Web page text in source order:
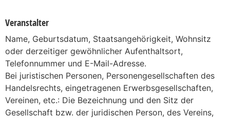
Veranstalter
Name, Geburtsdatum, Staatsangehörigkeit, Wohnsitz
oder derzeitiger gewöhnlicher Aufenthaltsort,
Telefonnummer und E-Mail-Adresse.
Bei juristischen Personen, Personengesellschaften des
Handelsrechts, eingetragenen Erwerbsgesellschaften,
Vereinen, etc.: Die Bezeichnung und den Sitz der
Gesellschaft bzw. der juridischen Person, des Vereins,